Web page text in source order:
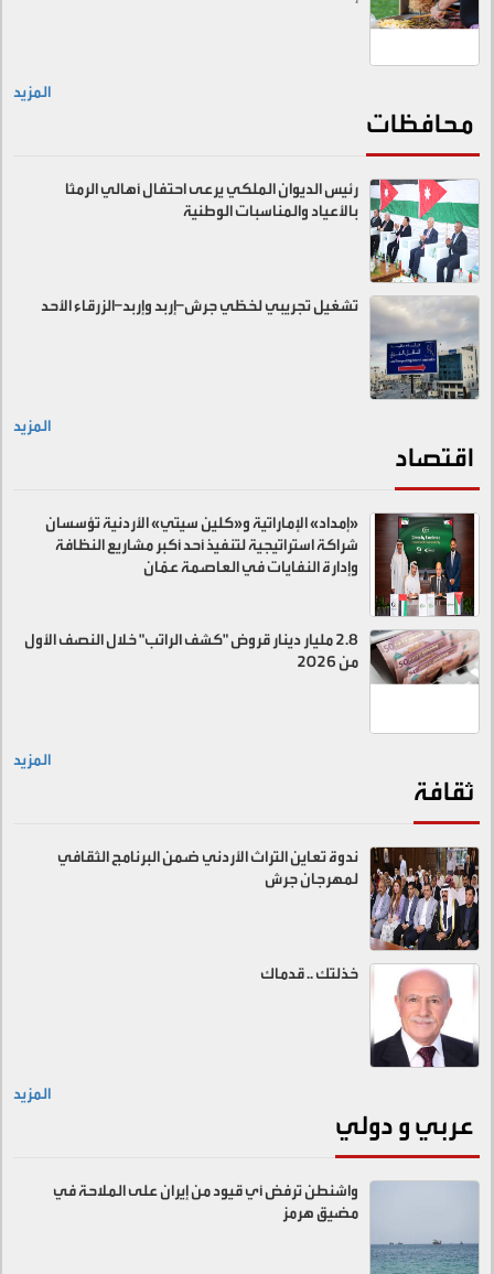
المزيد
محافظات
رئيس الديوان الملكي يرعى احتفال أهالي الرمثا
بالأعياد والمناسبات الوطنية
تشغيل تجريبي لخطّي جرش–إربد وإربد–الزرقاء الأحد
المزيد
اقتصاد
«إمداد» الإماراتية و«كلين سيتي» الأردنية تؤسسان
شراكة استراتيجية لتنفيذ أحد أكبر مشاريع النظافة
وإدارة النفايات في العاصمة عمّان
2.8 مليار دينار قروض "كشف الراتب" خلال النصف الأول
من 2026
المزيد
ثقافة
ندوة تعاين التراث الأردني ضمن البرنامج الثقافي
لمهرجان جرش
خذلتك .. قدماك
المزيد
عربي و دولي
واشنطن ترفض أي قيود من إيران على الملاحة في
مضيق هرمز